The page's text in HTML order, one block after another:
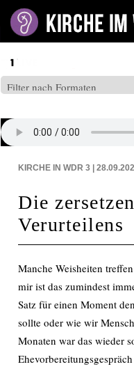
KIRCHE IN WDR 3 |
Die
Verurteilens
Manche Weisheiten
mir ist das zumindest
Satz für einen Moment
sollte oder wie wir
Monaten war das wieder